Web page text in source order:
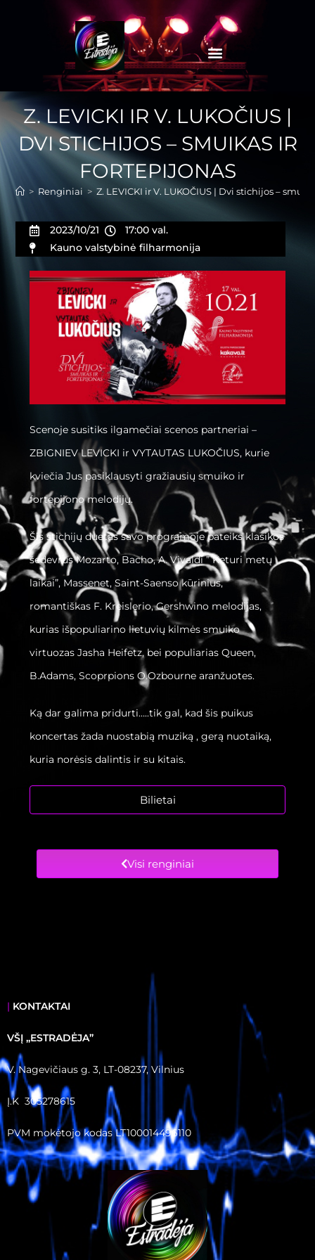
Z. LEVICKI IR V. LUKOČIUS |
DVI STICHIJOS – SMUIKAS IR
FORTEPIJONAS
> Renginiai > Z. LEVICKI ir V. LUKOČIUS | Dvi stichijos –
2023/10/21
17:00 val.
Kauno valstybinė filharmonija
Scenoje susitiks ilgamečiai scenos partneriai –
ZBIGNIEV LEVICKI ir VYTAUTAS LUKOČIUS, kurie
kviečia Jus pasiklausyti gražiausių smuiko ir
fortepijono melodijų.
Šis stichijų duetas savo programoje pateiks klasikos
šedevrus Mozarto, Bacho, A. Vivaldi ” Keturi metų
laikai”, Massenet, Saint-Saenso kūrinius,
romantiškas F. Kreislerio, Gershwino melodijas,
kurias išpopuliarino lietuvių kilmės smuiko
virtuozas Jasha Heifetz, bei populiarias Queen,
B.Adams, Scoprpions O.Ozbourne aranžuotes.
Ką dar galima pridurti…..tik gal, kad šis puikus
koncertas žada nuostabią muziką , gerą nuotaiką,
kuria norėsis dalintis ir su kitais.
Bilietai
Visi renginiai
| KONTAKTAI
VŠĮ ,,ESTRADĖJA”
V. Nagevičiaus g. 3, LT-08237, Vilnius
Į.K 305278615
PVM mokėtojo kodas LT100014496110